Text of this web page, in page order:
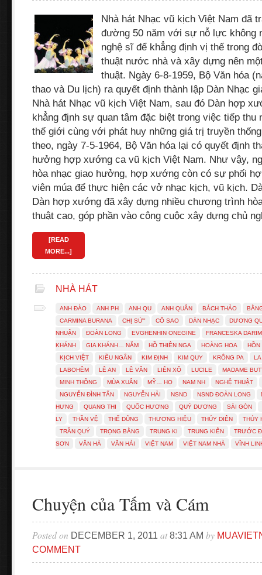
Nhà hát Nhạc vũ kịch Việt Nam đã
đường 50 năm với sự nỗ lực không
nghệ sĩ để khẳng định vị thế trong
thuật nước nhà và xây dựng nên
thuật. Ngày 6-8-1959, Bộ Văn hóa
thao và Du lịch) ra quyết định thành lập Dàn Nhạc
Nhà hát Nhạc vũ kịch Việt Nam, sau đó Dàn hợp
khẳng định sự quan tâm đặc biệt trong việc tiếp thu
thế giới cùng với phát huy những giá trị truyền
theo, ngày 7-5-1964, Bộ Văn hóa lại có quyết định
hưởng hợp xướng ca vũ kịch Việt Nam. Như vậy,
hòa nhạc giao hưởng, hợp xướng còn có sự phối
viên múa để thực hiện các vở nhạc kịch, vũ kịch.
Dàn hợp xướng đã xây dựng nhiều chương trình
thuật cao, góp phần vào công cuộc xây dựng chủ
[READ
MORE...]
NHÀ HÁT
ANH ĐÀO ANH PH ANH QU ANH QUÂN BÁCH THẢO
CARMINA BURANA
CHỊ SỨ" CÔ SAO DÀN NHẠC
DƯƠNG
NHUẬN
ĐOÀN LONG EVGHENHIN ONEGINE
FRANCESKA
KHÁNH
GIA KHÁNH… NĂM HỒ THIÊN NGA HOÀNG HOA
HỒN
KỊCH VIỆT
KIỀU NGÂN KIM ĐỊNH KIM QUY KRÔNG PA
LABOHÊM
LÊ AN LÊ VÂN LIÊN XÔ LUCILE
MADAME
MINH THÔNG
MÙA XUÂN MỸ… HỌ NAM NH
NGHỆ THUẬT
NGUYỄN ĐÌNH TẤN
NGUYỄN HẢI NSND NSND ĐOÀN LONG
HƯNG
QUANG THI QUỐC HƯƠNG QUÝ DƯƠNG
SÀI GÒN
LY
THẦN VỆ THẾ DŨNG THƯƠNG HIỆU THÚY DIÊN
THÚY
TRẦN QUÝ
TRỌNG BẰNG TRUNG KI TRUNG KIÊN
TRƯỚC
SƠN
VĂN HÀ VĂN HẢI VIỆT NAM VIỆT NAM NHÀ VĨNH
Chuyện của Tấm và Cám
Posted on DECEMBER 1, 2011 at8:31 AM by
COMMENT